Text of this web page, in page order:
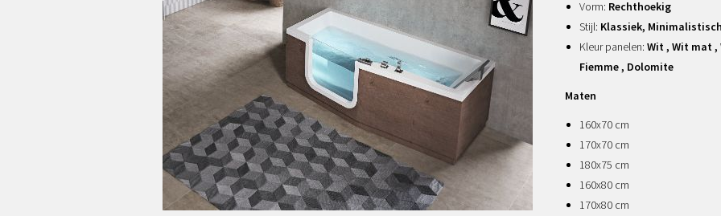
Vorm: Rechthoekig
Stijl: Klassiek,
Kleur panelen: Wit , Wit mat ,
Fiemme , Dolomite
Maten
160x70 cm
170x70 cm
180x75 cm
160x80 cm
170x80 cm